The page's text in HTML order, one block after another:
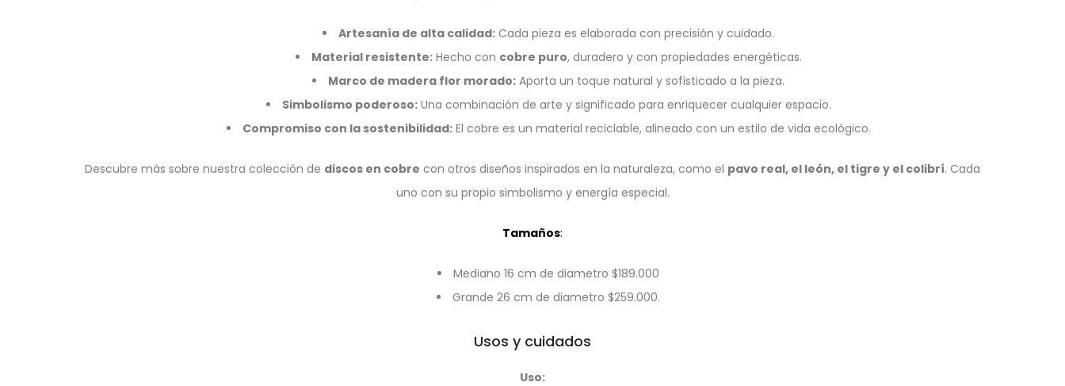
Artesanía de alta calidad: Cada pieza es elaborada con precisión y cuidado.
Material resistente:Hecho con cobre puro, duradero y con propiedades energéticas.
Marco de madera flor morado: Aporta un toque natural y sofisticado a la pieza.
Simbolismo poderoso:Una combinación de arte y significado para enriquecer cualquier espacio.
Compromiso con la sostenibilidad:El cobre es un material reciclable, alineado con un estilo de vida ecológico.
Descubre más sobre nuestra colección de discos en cobre con otros diseños inspirados en la naturaleza, como el pavo real, el león, el tigre y el colibrí. Cada
uno con su propio simbolismo y energía especial.
Tamaños:
Mediano 16 cm de diametro $189.000
Grande 26 cm de diametro $259.000.
Usos y cuidados
Uso: